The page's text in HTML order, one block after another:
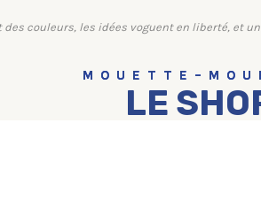
couleurs, les idées voguent en liberté, et
M O U E T T E – M O U
LE